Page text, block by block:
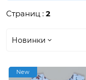
Страниц : 2
Новинки
Новинки
New